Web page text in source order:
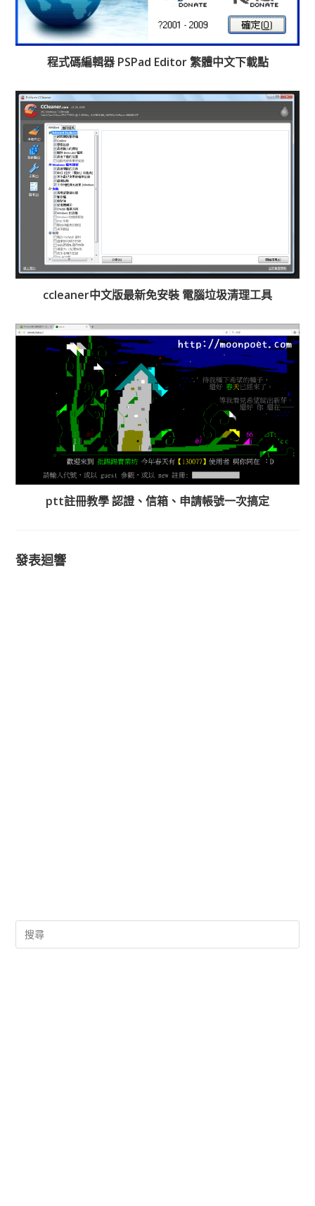
程式碼編輯器 PSPad Editor 繁體中文下載點
ccleaner中文版最新免安裝 電腦垃圾清理工具
ptt註冊教學 認證、信箱、申請帳號一次搞定
發表迴響